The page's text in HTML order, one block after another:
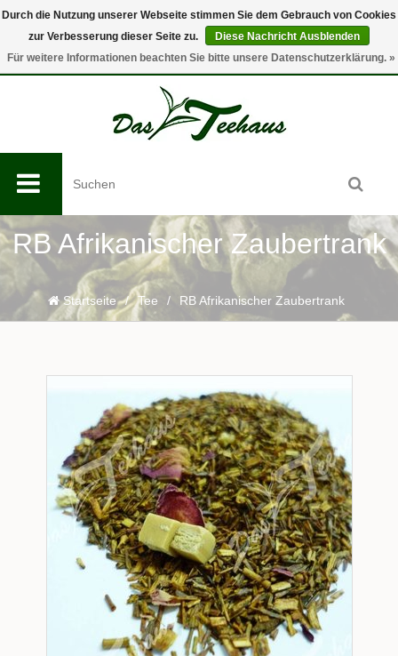
0
RB Afrikanischer Zaubertrank
Startseite / Tee / RB Afrikanischer Zaubertrank
Durch die Nutzung unserer Webseite stimmen Sie dem Gebrauch von Cookies
zur Verbesserung dieser Seite zu.
Diese Nachricht Ausblenden
Für weitere Informationen beachten Sie bitte unsere Datenschutzerklärung. »